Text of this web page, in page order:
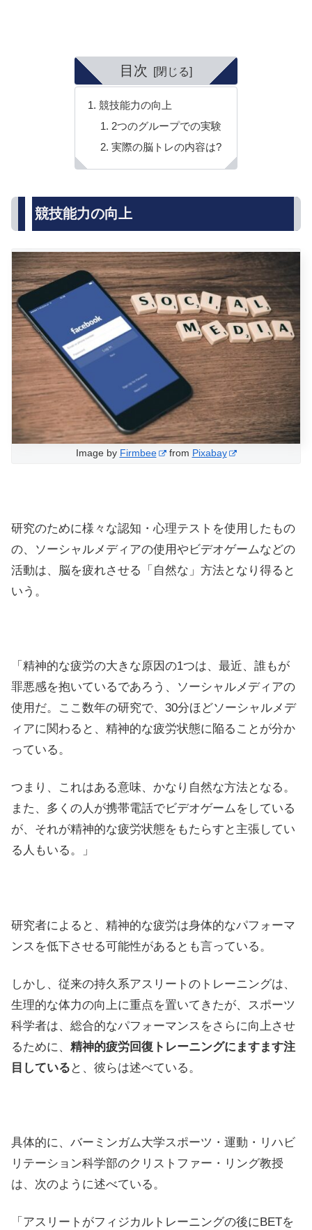
目次
競技能力の向上
2つのグループでの実験
実際の脳トレの内容は?
競技能力の向上
Image by Firmbee from Pixabay
研究のために様々な認知・心理テストを使用したもの
の、ソーシャルメディアの使用やビデオゲームなどの
活動は、脳を疲れさせる「自然な」方法となり得ると
いう。
「精神的な疲労の大きな原因の1つは、最近、誰もが
罪悪感を抱いているであろう、ソーシャルメディアの
使用だ。ここ数年の研究で、30分ほどソーシャルメデ
ィアに関わると、精神的な疲労状態に陥ることが分か
っている。
つまり、これはある意味、かなり自然な方法となる。
また、多くの人が携帯電話でビデオゲームをしている
が、それが精神的な疲労状態をもたらすと主張してい
る人もいる。」
研究者によると、精神的な疲労は身体的なパフォーマ
ンスを低下させる可能性があるとも言っている。
しかし、従来の持久系アスリートのトレーニングは、
生理的な体力の向上に重点を置いてきたが、スポーツ
科学者は、総合的なパフォーマンスをさらに向上させ
るために、 精神的疲労回復トレーニングにますます注
目している と、彼らは述べている。
具体的に、バーミンガム大学スポーツ・運動・リハビ
リテーション科学部のクリストファー・リング教授
は、次のように述べている。
「アスリートがフィジカルトレーニングの後にBETを